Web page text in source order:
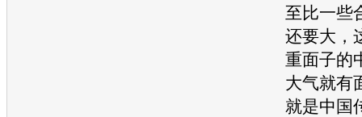
至比一些
还要大，
重面子的
大气就有
就是中国